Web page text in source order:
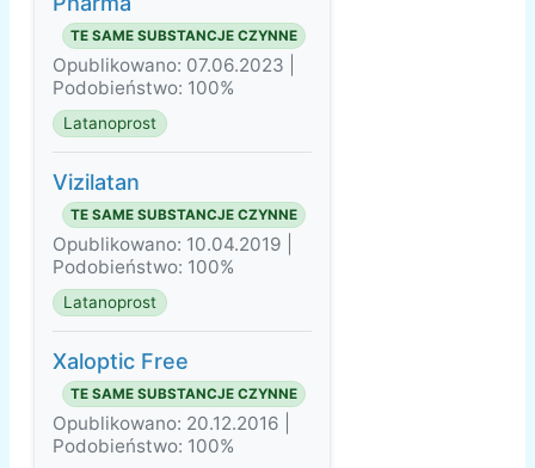
TE SAME SUBSTANCJE CZYNNE
Opublikowano: 07.06.2023 |
Podobieństwo: 100%
Latanoprost
Vizilatan
TE SAME SUBSTANCJE CZYNNE
Opublikowano: 10.04.2019 |
Podobieństwo: 100%
Latanoprost
Xaloptic Free
TE SAME SUBSTANCJE CZYNNE
Opublikowano: 20.12.2016 |
Podobieństwo: 100%